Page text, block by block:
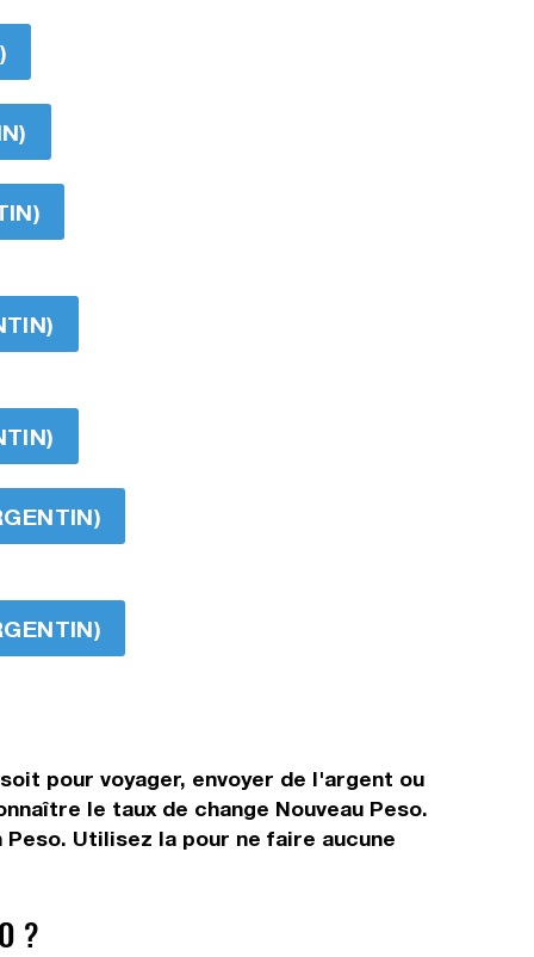
pour voyager, envoyer de l'argent ou
le taux de change Nouveau Peso.
Utilisez la pour ne faire aucune
?